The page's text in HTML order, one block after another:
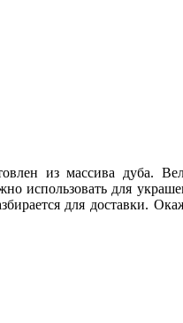
из массива дуба.
использовать для
для доставки.